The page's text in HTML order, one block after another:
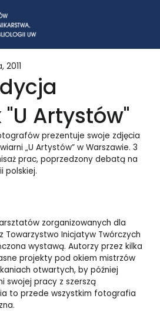
2011
Artystów"
prezentuje swoje zdjęcia
„U Artystów” w Warszawie. 3
prac, poprzedzony debatą na
polskiej.
zorganizowanych dla
Towarzystwo Inicjatyw Twórczych
wystawą. Autorzy przez kilka
projekty pod okiem mistrzów
otwartych, by później
swojej pracy z szerszą
to przede wszystkim fotografia